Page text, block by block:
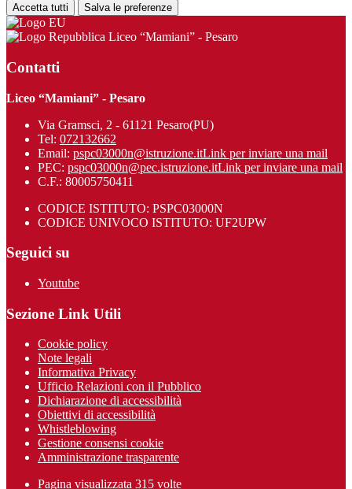
Accetta tutti Salva le preferenze
Liceo “Mamiani” - Pesaro
Contatti
Liceo “Mamiani” - Pesaro
Via Gramsci, 2 - 61121 Pesaro(PU)
Tel: 072132662
Email: pspc03000n@istruzione.itLink per inviare una mail
PEC: pspc03000n@pec.istruzione.itLink per inviare una mail
C.F.: 80005750411
CODICE ISTITUTO: PSPC03000N
CODICE UNIVOCO ISTITUTO: UF2UPW
Seguici su
Youtube
Sezione Link Utili
Cookie policy
Note legali
Informativa Privacy
Ufficio Relazioni con il Pubblico
Dichiarazione di accessibilità
Obiettivi di accessibilità
Whistleblowing
Gestione consensi cookie
Amministrazione trasparente
Pagina visualizzata 315 volte